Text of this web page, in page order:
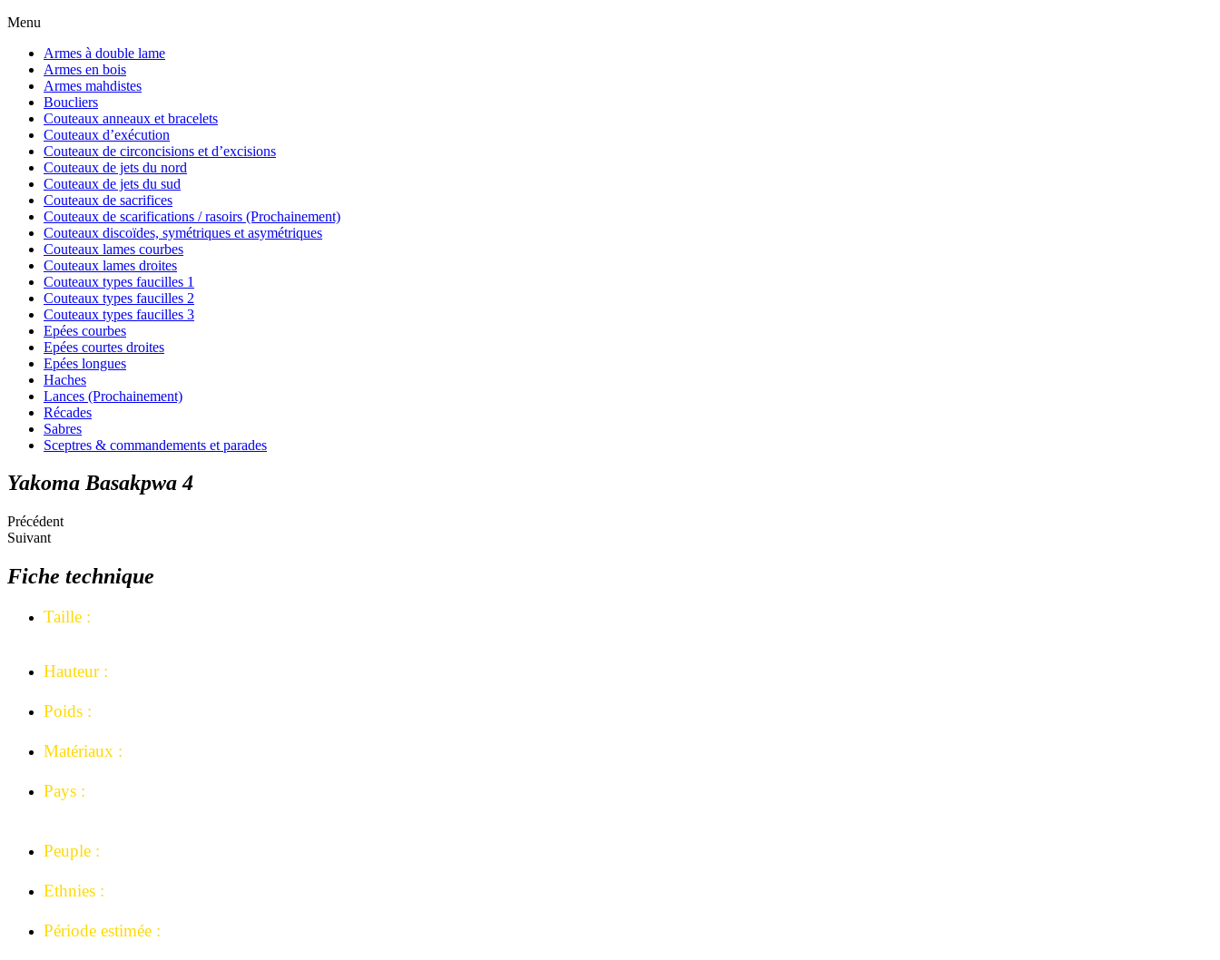
Menu
Armes à double lame
Armes en bois
Armes mahdistes
Boucliers
Couteaux anneaux et bracelets
Couteaux d’exécution
Couteaux de circoncisions et d’excisions
Couteaux de jets du nord
Couteaux de jets du sud
Couteaux de sacrifices
Couteaux de scarifications / rasoirs (Prochainement)
Couteaux discoïdes, symétriques et asymétriques
Couteaux lames courbes
Couteaux lames droites
Couteaux types faucilles 1
Couteaux types faucilles 2
Couteaux types faucilles 3
Epées courbes
Epées courtes droites
Epées longues
Haches
Lances (Prochainement)
Récades
Sabres
Sceptres & commandements et parades
Yakoma Basakpwa 4
Précédent
Suivant
Fiche technique
Taille :
Hauteur :
Poids :
Matériaux :
Pays :
Peuple :
Ethnies :
Période estimée :